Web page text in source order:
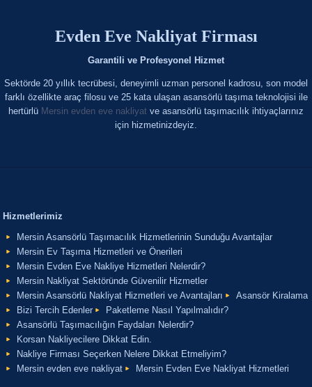
Evden Eve Nakliyat Firması
Garantili ve Profesyonel Hizmet
Sektörde 20 yıllık tecrübesi, deneyimli uzman personel kadrosu, son model
farklı özellikte araç filosu ve 25 kata ulaşan asansörlü taşıma teknolojisi ile
hertürlü Mersin evden eve nakliyat ve asansörlü taşımacılık ihtiyaçlarınız
için hizmetinizdeyiz.
Hizmetlerimiz
Mersin Asansörlü Taşımacılık Hizmetlerinin Sunduğu Avantajlar
Mersin Ev Taşıma Hizmetleri ve Önerileri
Mersin Evden Eve Nakliye Hizmetleri Nelerdir?
Mersin Nakliyat Sektöründe Güvenilir Hizmetler
Mersin Asansörlü Nakliyat Hizmetleri ve Avantajları
Asansör Kiralama
Bizi Tercih Edenler
Paketleme Nasıl Yapılmalıdır?
Asansörlü Taşımacılığın Faydaları Nelerdir?
Korsan Nakliyecilere Dikkat Edin.
Nakliye Firması Seçerken Nelere Dikkat Etmeliyim?
Mersin evden eve nakliyat
Mersin Evden Eve Nakliyat Hizmetleri